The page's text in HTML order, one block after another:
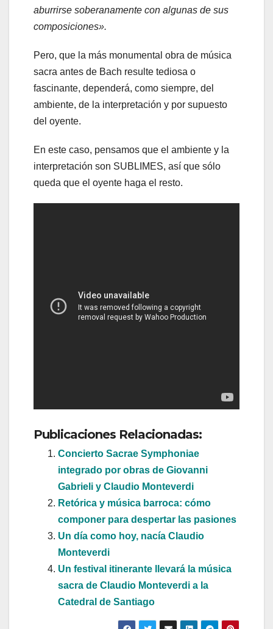
aburrirse soberanamente con algunas de sus
composiciones».
Pero, que la más monumental obra de música
sacra antes de Bach resulte tediosa o
fascinante, dependerá, como siempre, del
ambiente, de la interpretación y por supuesto
del oyente.
En este caso, pensamos que el ambiente y la
interpretación son SUBLIMES, así que sólo
queda que el oyente haga el resto.
Publicaciones Relacionadas:
Concierto Sacrae Symphoniae
integrado por obras de Giovanni
Gabrieli y Claudio Monteverdi
Retórica y música barroca: cómo
componer para despertar las pasiones
Un día como hoy, nacía Claudio
Monteverdi
Un festival itinerante llevará la música
sacra de Claudio Monteverdi a la
Catedral de Santiago